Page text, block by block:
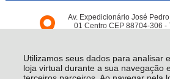
Utilizamos seus dados para analisar
loja virtual durante a sua navegação
Av. Expedicionário José
01 Centro CEP 88704-306 -
REPOSIÇÃO PEÇAS E
03.711.020/0001-­69 - Todos os direitos
-2026